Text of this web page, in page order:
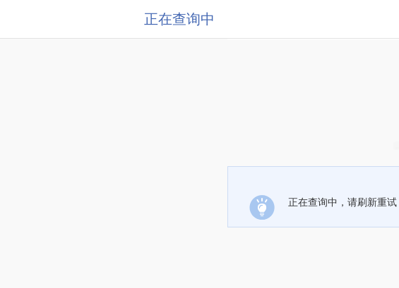
正在查询中
正在查询中，请刷新重试